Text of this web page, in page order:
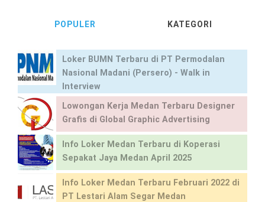
POPULER KATEGORI
Loker BUMN Terbaru di PT Permodalan
Nasional Madani (Persero) - Walk in
Interview
Lowongan Kerja Medan Terbaru Designer
Grafis di Global Graphic Advertising
Info Loker Medan Terbaru di Koperasi
Sepakat Jaya Medan April 2025
Info Loker Medan Terbaru Februari 2022 di
PT Lestari Alam Segar Medan